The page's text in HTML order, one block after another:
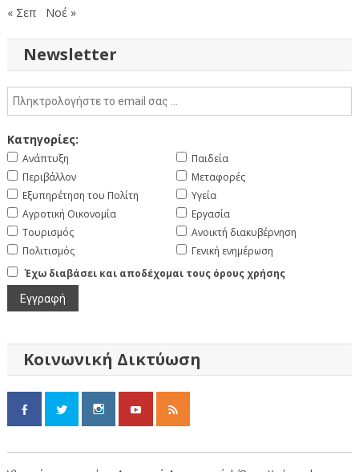
« Σεπ Νοέ »
Newsletter
Κατηγορίες:
Ανάπτυξη
Περιβάλλον
Εξυπηρέτηση του Πολίτη
Αγροτική Οικονομία
Τουρισμός
Πολιτισμός
Παιδεία
Μεταφορές
Υγεία
Εργασία
Ανοικτή διακυβέρνηση
Γενική ενημέρωση
Έχω διαβάσει και αποδέχομαι τους όρους χρήσης
Κοινωνική Δικτύωση